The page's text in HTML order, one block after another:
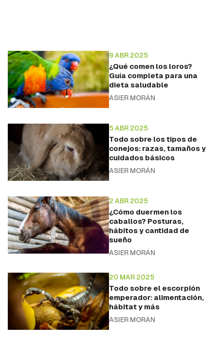
9 ABR 2025
¿Qué comen los loros?
Guía completa para una
dieta saludable
ASIER MORÁN
5 ABR 2025
Todo sobre los tipos de
conejos: razas, tamaños y
cuidados básicos
ASIER MORÁN
2 ABR 2025
¿Cómo duermen los
caballos? Posturas,
hábitos y cantidad de
sueño
ASIER MORÁN
20 MAR 2025
Todo sobre el escorpión
emperador: alimentación,
hábitat y más
ASIER MORÁN